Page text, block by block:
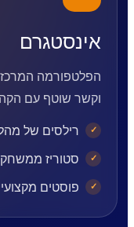
אינסטגרם
הפלטפורמה
וקשר שוטף עם
רילסים של
סטוריז
פוסטים